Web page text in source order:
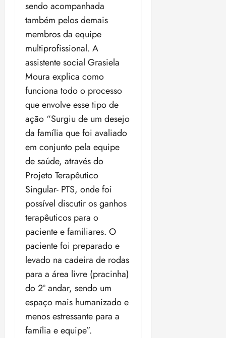
sendo acompanhada
também pelos demais
membros da equipe
multiprofissional. A
assistente social Grasiela
Moura explica como
funciona todo o processo
que envolve esse tipo de
ação “Surgiu de um desejo
da família que foi avaliado
em conjunto pela equipe
de saúde, através do
Projeto Terapêutico
Singular- PTS, onde foi
possível discutir os ganhos
terapêuticos para o
paciente e familiares. O
paciente foi preparado e
levado na cadeira de rodas
para a área livre (pracinha)
do 2º andar, sendo um
espaço mais humanizado e
menos estressante para a
família e equipe”.